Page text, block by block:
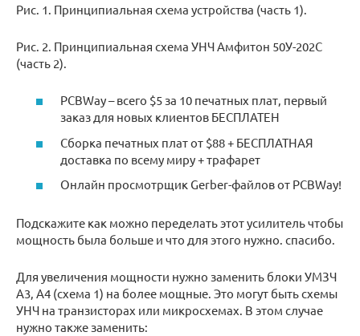
Рис. 1. Принципиальная схема устройства (часть 1).
Рис. 2. Принципиальная схема УНЧ Амфитон 50У-202С
(часть 2).
PCBWay – всего $5 за 10 печатных плат, первый
заказ для новых клиентов БЕСПЛАТЕН
Сборка печатных плат от $88 + БЕСПЛАТНАЯ
доставка по всему миру + трафарет
Онлайн просмотрщик Gerber-файлов от PCBWay!
Подскажите как можно переделать этот усилитель чтобы
мощность была больше и что для этого нужно. спасибо.
Для увеличения мощности нужно заменить блоки УМЗЧ
А3, А4 (схема 1) на более мощные. Это могут быть схемы
УНЧ на транзисторах или микросхемах. В этом случае
нужно также заменить: